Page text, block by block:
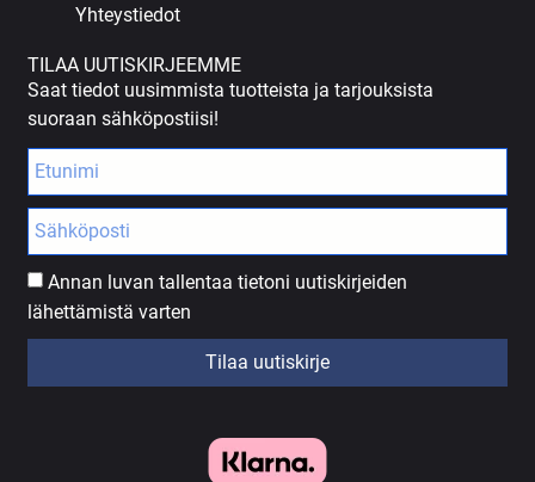
Yhteystiedot
TILAA UUTISKIRJEEMME
Saat tiedot uusimmista tuotteista ja tarjouksista
suoraan sähköpostiisi!
Annan luvan tallentaa tietoni uutiskirjeiden
lähettämistä varten
Tilaa uutiskirje